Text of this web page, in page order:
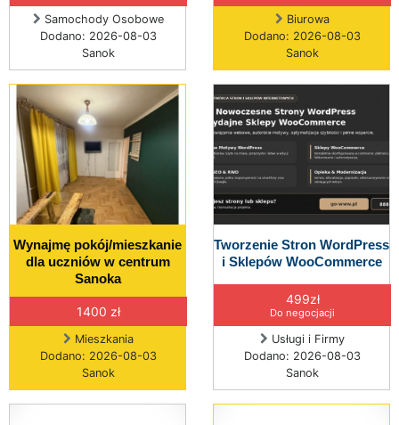
Samochody Osobowe
Dodano: 2026-08-03
Sanok
Biurowa
Dodano: 2026-08-03
Sanok
Wynajmę pokój/mieszkanie
dla uczniów w centrum
Sanoka
1400 zł
Mieszkania
Dodano: 2026-08-03
Sanok
Tworzenie Stron WordPress
i Sklepów WooCommerce
499zł
Do negocjacji
Usługi i Firmy
Dodano: 2026-08-03
Sanok